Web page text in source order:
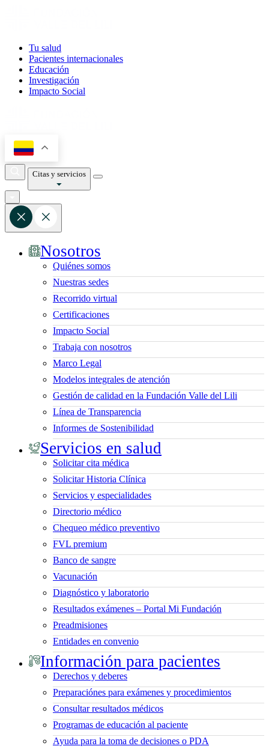
Tu salud
Pacientes internacionales
Educación
Investigación
Impacto Social
Citas y servicios
Nosotros
Quiénes somos
Nuestras sedes
Recorrido virtual
Certificaciones
Impacto Social
Trabaja con nosotros
Marco Legal
Modelos integrales de atención
Gestión de calidad en la Fundación Valle del Lili
Línea de Transparencia
Informes de Sostenibilidad
Servicios en salud
Solicitar cita médica
Solicitar Historia Clínica
Servicios y especialidades
Directorio médico
Chequeo médico preventivo
FVL premium
Banco de sangre
Vacunación
Diagnóstico y laboratorio
Resultados exámenes – Portal Mi Fundación
Preadmisiones
Entidades en convenio
Información para pacientes
Derechos y deberes
Preparaciónes para exámenes y procedimientos
Consultar resultados médicos
Programas de educación al paciente
Ayuda para la toma de decisiones o PDA